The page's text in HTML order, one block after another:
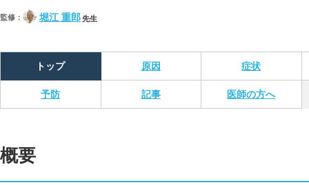
監修： 堀江 重郎先生
トップ 原因 症状
予防 記事 医師の方へ
概要